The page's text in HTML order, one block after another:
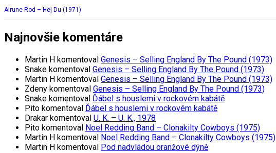
Alrune Rod – Hej Du (1971)
Najnovšie komentáre
Martin H komentoval Genesis – Selling England By The Pound (1973)
Snake komentoval Genesis – Selling England By The Pound (1973)
Martin H komentoval Genesis – Selling England By The Pound (1973)
Zdeny komentoval Genesis – Selling England By The Pound (1973)
Snake komentoval Ďábel s houslemi v rockovém kabátě
Pito komentoval Ďábel s houslemi v rockovém kabátě
Drakar komentoval U. K. – U. K., 1978
Pito komentoval Noel Redding Band – Clonakilty Cowboys (1975)
Martin H komentoval Noel Redding Band – Clonakilty Cowboys (1975)
Martin H komentoval Pod nadvládou oranžové dýně